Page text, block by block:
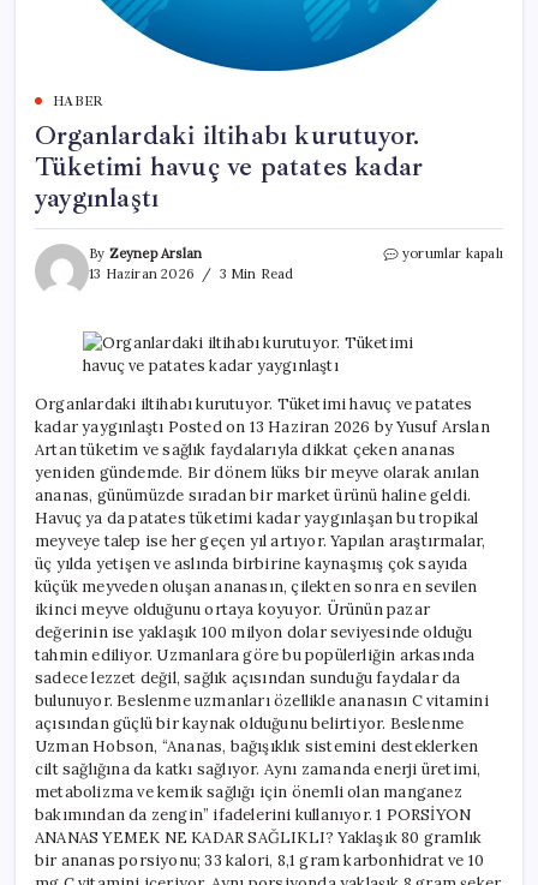
HABER
Organlardaki iltihabı kurutuyor.
Tüketimi havuç ve patates kadar
yaygınlaştı
By Zeynep Arslan
13 Haziran 2026
3 Min Read
Organlardaki
havuç
ve
kadar
yaygınlaştı
için
yorumlar kapalı
Organlardaki iltihabı kurutuyor. Tüketimi havuç ve patates
kadar yaygınlaştı Posted on 13 Haziran 2026 by Yusuf Arslan
Artan tüketim ve sağlık faydalarıyla dikkat çeken ananas
yeniden gündemde. Bir dönem lüks bir meyve olarak anılan
ananas, günümüzde sıradan bir market ürünü haline geldi.
Havuç ya da patates tüketimi kadar yaygınlaşan bu tropikal
meyveye talep ise her geçen yıl artıyor. Yapılan araştırmalar,
üç yılda yetişen ve aslında birbirine kaynaşmış çok sayıda
küçük meyveden oluşan ananasın, çilekten sonra en sevilen
ikinci meyve olduğunu ortaya koyuyor. Ürünün pazar
değerinin ise yaklaşık 100 milyon dolar seviyesinde olduğu
tahmin ediliyor. Uzmanlara göre bu popülerliğin arkasında
sadece lezzet değil, sağlık açısından sunduğu faydalar da
bulunuyor. Beslenme uzmanları özellikle ananasın C vitamini
açısından güçlü bir kaynak olduğunu belirtiyor. Beslenme
Uzman Hobson, “Ananas, bağışıklık sistemini desteklerken
cilt sağlığına da katkı sağlıyor. Aynı zamanda enerji üretimi,
metabolizma ve kemik sağlığı için önemli olan manganez
bakımından da zengin” ifadelerini kullanıyor. 1 PORSİYON
ANANAS YEMEK NE KADAR SAĞLIKLI? Yaklaşık 80 gramlık
bir ananas porsiyonu; 33 kalori, 8,1 gram karbonhidrat ve 10